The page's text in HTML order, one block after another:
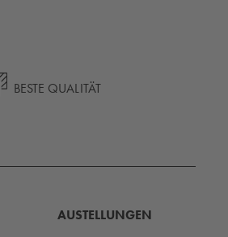
BESTE QUALITÄT
AUSTELLUNGEN